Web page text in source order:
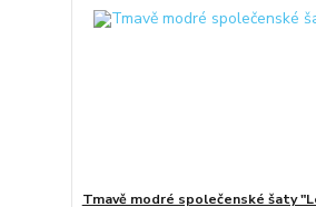
Tmavě modré společenské šaty